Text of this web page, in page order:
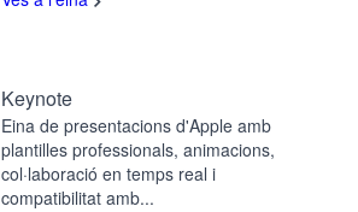
Keynote
Eina de presentacions d'Apple amb
plantilles professionals, animacions,
col·laboració en temps real i
compatibilitat amb...